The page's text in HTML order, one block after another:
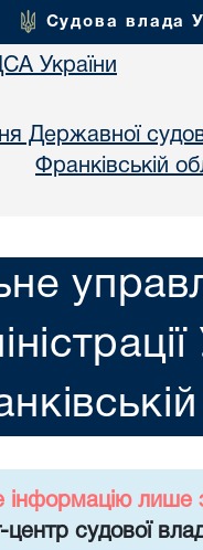
Судова влада
України
Державної
Франкiвській
інформацію лише
судової